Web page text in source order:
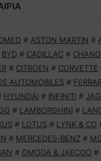
# ASTON MARTIN #
BYD # CADILLAC #
# CITROEN # CORVETTE
AUTOMOBILES #
HYUNDAI # INFINITI #
# LAMBORGHINI #
# LOTUS # LYNK & CO
# MERCEDES-BENZ #
# OMODA & JAECOO #